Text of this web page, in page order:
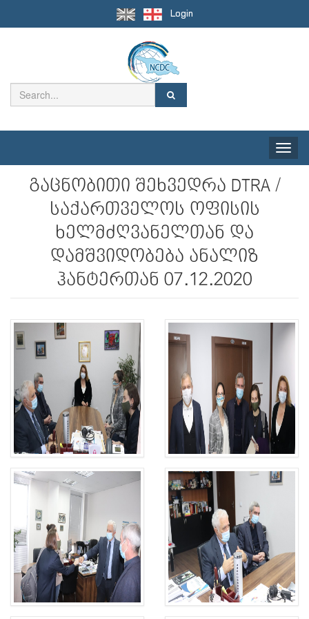
Login
Toggle
გაცნობითი შეხვედრა DTRA /
საქართველოს ოფისის
ხელმძღვანელთან და
დამშვიდობება ანალიზ
ჰანტერთან 07.12.2020